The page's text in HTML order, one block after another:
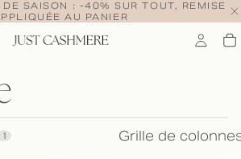
DE SAISON : -40% SUR TOUT, REMISE
AU PANIER
1
Grille de